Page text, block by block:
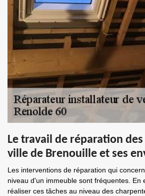
Le travail de réparation
ville de Brenouille et ses
Les interventions de réparation qui
niveau d'un immeuble sont fréquentes. En
réaliser ces tâches au niveau des